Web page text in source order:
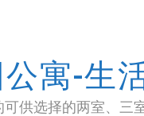
寓-生
供选择的两室、三